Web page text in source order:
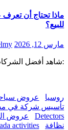
ماذا تحتاج أن
للبيع؟
مارس 12, 2026
:شاهد أفضل
روسيا
عروض
تأسيس شركة في
Detectors
عروض
نظافة
activities